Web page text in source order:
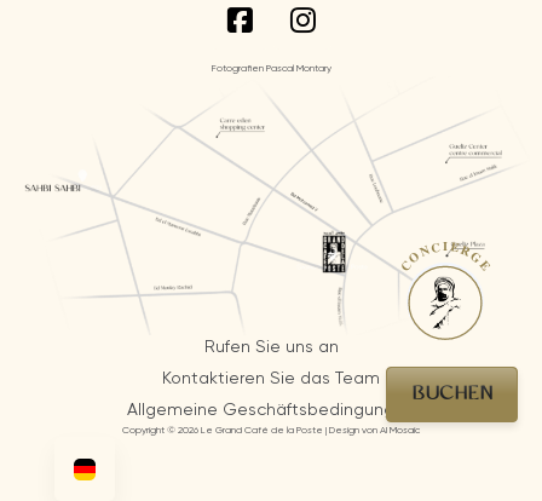
Rufen Sie uns an
Kontaktieren Sie das Team
Allgemeine Geschäftsbedingungen
Fotografien Pascal Montary
Copyright © 2026 Le Grand Café de la Poste | Design von AI Mosaic
BUCHEN
CONCIERGE